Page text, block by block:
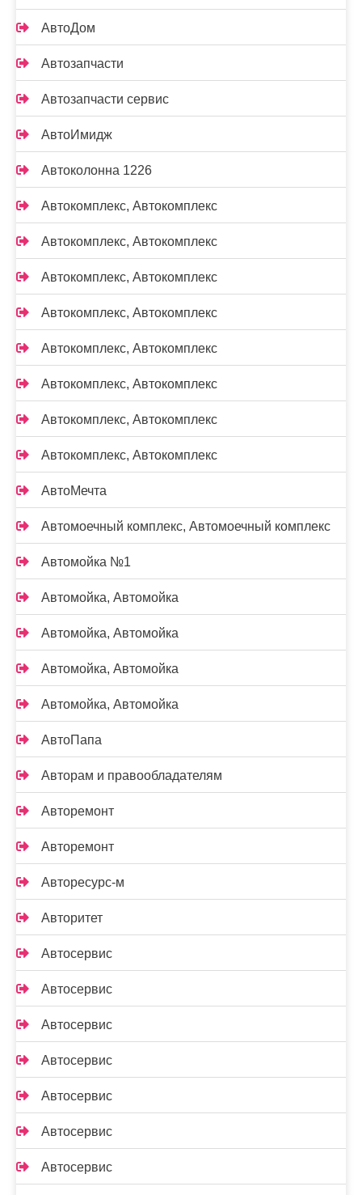
АвтоДом
Автозапчасти
Автозапчасти сервис
АвтоИмидж
Автоколонна 1226
Автокомплекс, Автокомплекс
Автокомплекс, Автокомплекс
Автокомплекс, Автокомплекс
Автокомплекс, Автокомплекс
Автокомплекс, Автокомплекс
Автокомплекс, Автокомплекс
Автокомплекс, Автокомплекс
Автокомплекс, Автокомплекс
АвтоМечта
Автомоечный комплекс, Автомоечный комплекс
Автомойка №1
Автомойка, Автомойка
Автомойка, Автомойка
Автомойка, Автомойка
Автомойка, Автомойка
АвтоПапа
Авторам и правообладателям
Авторемонт
Авторемонт
Авторесурс-м
Авторитет
Автосервис
Автосервис
Автосервис
Автосервис
Автосервис
Автосервис
Автосервис